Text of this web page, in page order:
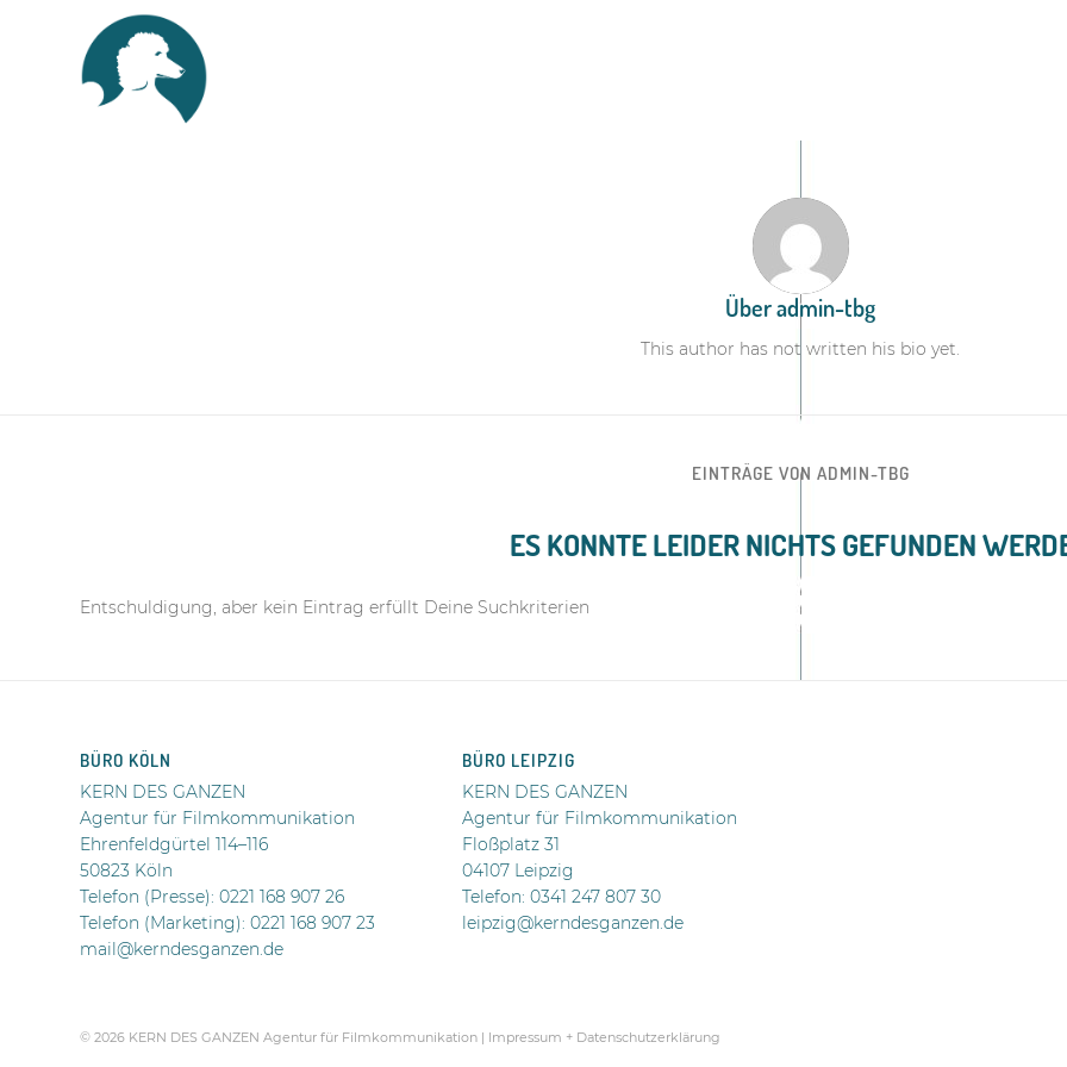
Überadmin-tbg
This author has not written his bio yet.
EINTRÄGE VON ADMIN-TBG
ES KONNTE LEIDER NICHTS GEFUNDEN
Entschuldigung, aber kein Eintrag erfüllt Deine Suchkriterien
BÜRO KÖLN
KERN DES GANZEN
Agentur für Filmkommunikation
Ehrenfeldgürtel 114–116
50823 Köln
Telefon (Presse): 0221 168 907 26
Telefon (Marketing): 0221 168 907 23
mail@kerndesganzen.de
BÜRO LEIPZIG
KERN DES GANZEN
Agentur für Filmkommunikation
Floßplatz 31
04107 Leipzig
Telefon: 0341 247 807 30
leipzig@kerndesganzen.de
© 2026 KERN DES GANZEN Agentur für Filmkommunikation | Impressum + Datenschutzerklärung